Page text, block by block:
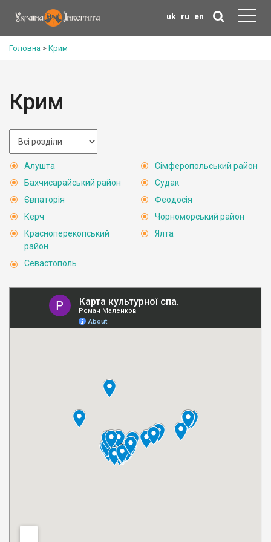
uk ru en
Головна > Крим
Крим
Алушта
Бахчисарайський район
Євпаторія
Керч
Красноперекопський
район
Севастополь
Сімферопольський район
Судак
Феодосія
Чорноморський район
Ялта